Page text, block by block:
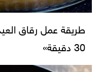
طريقة عمل رقاق
30 دقيقة»